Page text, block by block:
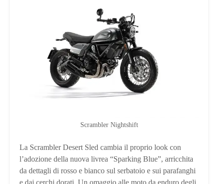
Scrambler Nightshift
La Scrambler Desert Sled cambia il proprio look con
l’adozione della nuova livrea “Sparking Blue”, arricchita
da dettagli di rosso e bianco sul serbatoio e sui parafanghi